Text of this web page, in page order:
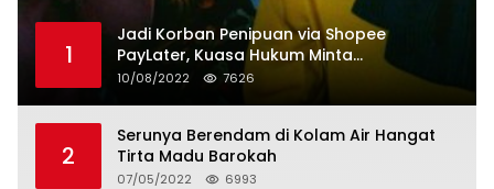
1
Jadi Korban Penipuan via Shopee
PayLater, Kuasa Hukum Minta
Penangguhan Tagihan dan Hapus Bunga
10/08/2022 7626
2
Serunya Berendam di Kolam Air Hangat
Tirta Madu Barokah
07/05/2022 6993